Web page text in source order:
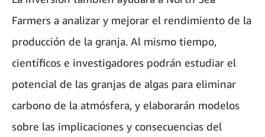
Farmers a analizar y mejorar el rendimiento de la
producción de la granja. Al mismo tiempo,
científicos e investigadores podrán estudiar el
potencial de las granjas de algas para eliminar
carbono de la atmósfera, y elaborarán modelos
sobre las implicaciones y consecuencias del